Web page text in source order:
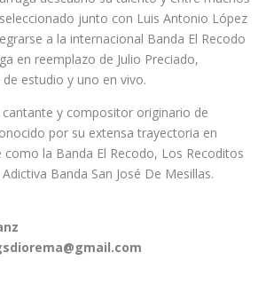
junto con Luis Antonio López
a la internacional Banda El Recodo
en reemplazo de Julio Preciado,
estudio y uno en vivo.
cantante y compositor originario de
por su extensa trayectoria en
la Banda El Recodo, Los Recoditos
Banda San José De Mesillas.